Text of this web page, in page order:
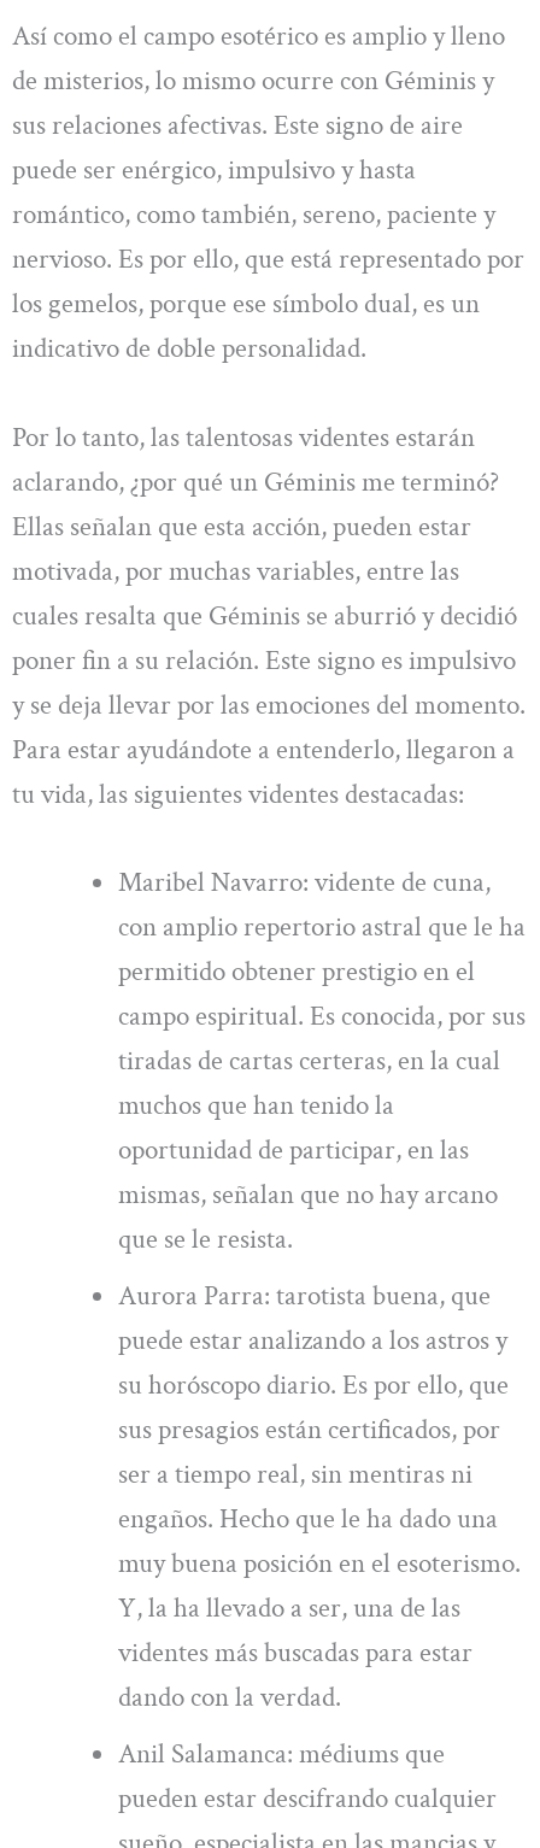
Así como el campo esotérico es amplio y lleno
de misterios, lo mismo ocurre con Géminis y
sus relaciones afectivas. Este signo de aire
puede ser enérgico, impulsivo y hasta
romántico, como también, sereno, paciente y
nervioso. Es por ello, que está representado por
los gemelos, porque ese símbolo dual, es un
indicativo de doble personalidad.
Por lo tanto, las talentosas videntes estarán
aclarando, ¿por qué un Géminis me terminó?
Ellas señalan que esta acción, pueden estar
motivada, por muchas variables, entre las
cuales resalta que Géminis se aburrió y decidió
poner fin a su relación. Este signo es impulsivo
y se deja llevar por las emociones del momento.
Para estar ayudándote a entenderlo, llegaron a
tu vida, las siguientes videntes destacadas:
Maribel Navarro: vidente de cuna,
con amplio repertorio astral que le ha
permitido obtener prestigio en el
campo espiritual. Es conocida, por sus
tiradas de cartas certeras, en la cual
muchos que han tenido la
oportunidad de participar, en las
mismas, señalan que no hay arcano
que se le resista.
Aurora Parra: tarotista buena, que
puede estar analizando a los astros y
su horóscopo diario. Es por ello, que
sus presagios están certificados, por
ser a tiempo real, sin mentiras ni
engaños. Hecho que le ha dado una
muy buena posición en el esoterismo.
Y, la ha llevado a ser, una de las
videntes más buscadas para estar
dando con la verdad.
Anil Salamanca: médiums que
pueden estar descifrando cualquier